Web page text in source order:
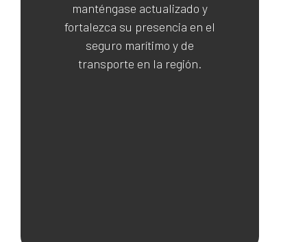
manténgase actualizado y
fortalezca su presencia en el
seguro marítimo y de
transporte en la región.